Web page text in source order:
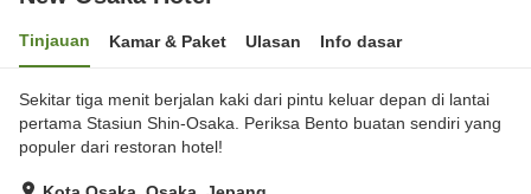
Tinjauan Kamar & Paket Ulasan Info dasar
Sekitar tiga menit berjalan kaki dari pintu keluar depan di lantai
pertama Stasiun Shin-Osaka. Periksa Bento buatan sendiri yang
populer dari restoran hotel!